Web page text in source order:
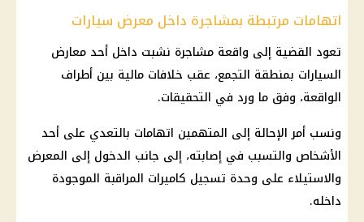
اتهامات مرتبطة بمشاجرة داخل معرض سيارات
تعود القضية إلى واقعة مشاجرة نشبت داخل أحد معارض
السيارات بمنطقة التجمع، عقب خلافات مالية بين أطراف
الواقعة، وفق ما ورد في التحقيقات.
ونسب أمر الإحالة إلى المتهمين اتهامات بالتعدي على أحد
الأشخاص والتسبب في إصابته، إلى جانب الدخول إلى المعرض
والاستيلاء على وحدة تسجيل كاميرات المراقبة الموجودة
داخله.